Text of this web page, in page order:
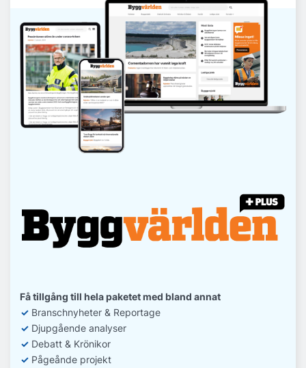
Få tillgång till hela paketet med bland annat
✓ Branschnyheter & Reportage
✓ Djupgående analyser
✓ Debatt & Krönikor
✓ Pågeånde projekt